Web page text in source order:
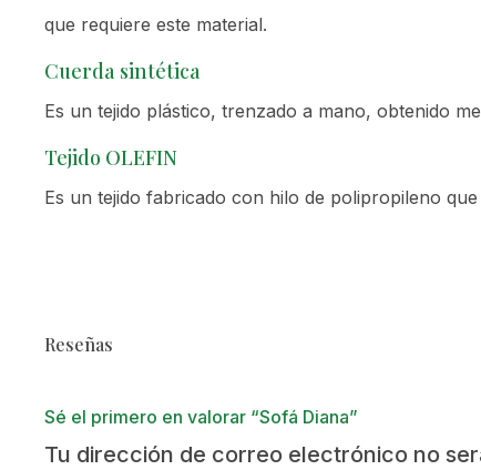
que requiere este material.
Cuerda sintética
Es un tejido plástico, trenzado a mano, obtenido
Tejido OLEFIN
Es un tejido fabricado con hilo de polipropileno
Reseñas
Sé el primero en valorar “Sofá Diana”
Tu dirección de correo electrónico no